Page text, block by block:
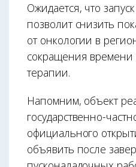
Ожидается, что
позволит снизить
от онкологии в
сокращения
терапии.
Напомним, объект
государственно-
официального
объявить после